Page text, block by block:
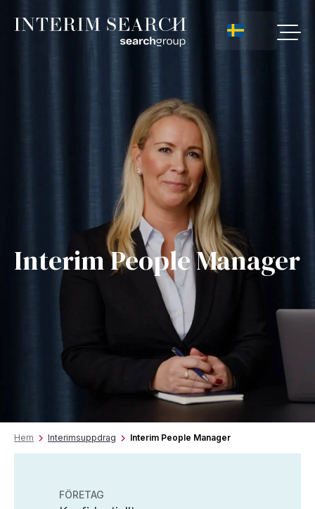
Interim People Manager
Hem Interimsuppdrag Interim People Manager
FÖRETAG